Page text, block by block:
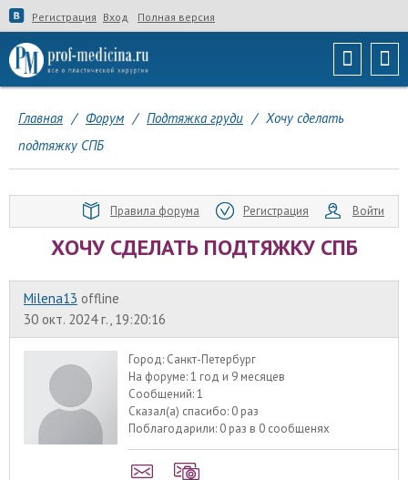
Регистрация Вход Полная версия
Главная / Форум / Подтяжка груди / Хочу сделать
подтяжку СПБ
Правила форума Регистрация Войти
ХОЧУ СДЕЛАТЬ ПОДТЯЖКУ СПБ
Milena13 offline
30 окт. 2024 г., 19:20:16
Город: Санкт-Петербург
На форуме:1 год и 9 месяцев
Сообщений:1
Сказал(а) спасибо: 0 раз
Поблагодарили: 0 раз в 0 сообщенях